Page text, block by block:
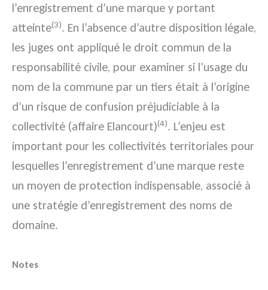
l’enregistrement d’une marque y portant
atteinte(3). En l’absence d’autre disposition légale,
les juges ont appliqué le droit commun de la
responsabilité civile, pour examiner si l’usage du
nom de la commune par un tiers était à l’origine
d’un risque de confusion préjudiciable à la
collectivité (affaire Elancourt)(4). L’enjeu est
important pour les collectivités territoriales pour
lesquelles l’enregistrement d’une marque reste
un moyen de protection indispensable, associé à
une stratégie d’enregistrement des noms de
domaine.
Notes